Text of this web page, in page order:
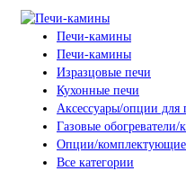
Печи-камины
Печи-камины
Изразцовые печи
Кухонные печи
Аксессуары/опции для
Газовые
Опции/комплектующие
Все категории